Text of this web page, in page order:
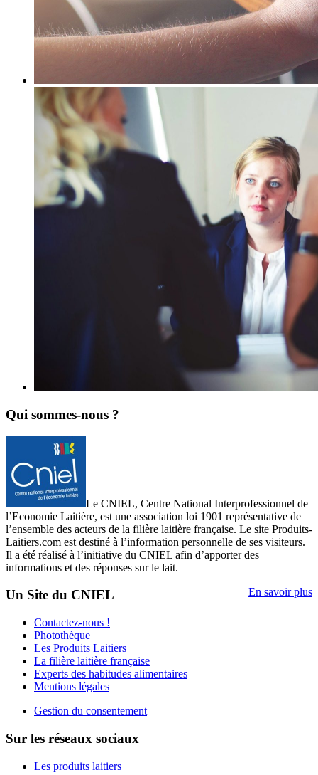
Qui sommes-nous ?
Le CNIEL, Centre National Interprofessionnel de
l’Economie Laitière, est une association loi 1901 représentative de
l’ensemble des acteurs de la filière laitière française. Le site Produits-
Laitiers.com est destiné à l’information personnelle de ses visiteurs.
Il a été réalisé à l’initiative du CNIEL afin d’apporter des
informations et des réponses sur le lait.
En savoir plus
Un Site du CNIEL
Contactez-nous !
Photothèque
Les Produits Laitiers
La filière laitière française
Experts des habitudes alimentaires
Mentions légales
Gestion du consentement
Sur les réseaux sociaux
Les produits laitiers